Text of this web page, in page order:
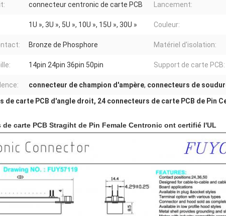
connecteur centronic de carte PCB Lancement:
1U », 3U », 5U », 10U », 15U », 30U » Couleur:
Bronze de Phosphore Matériel d'isolation:
14pin 24pin 36pin 50pin Support de carte PCB:
connecteur de champion d'ampère, connecteurs de
de carte PCB d'angle droit, 24 connecteurs de carte PCB de Pin
de carte PCB Stragiht de Pin Female Centronic ont certifié l'UL